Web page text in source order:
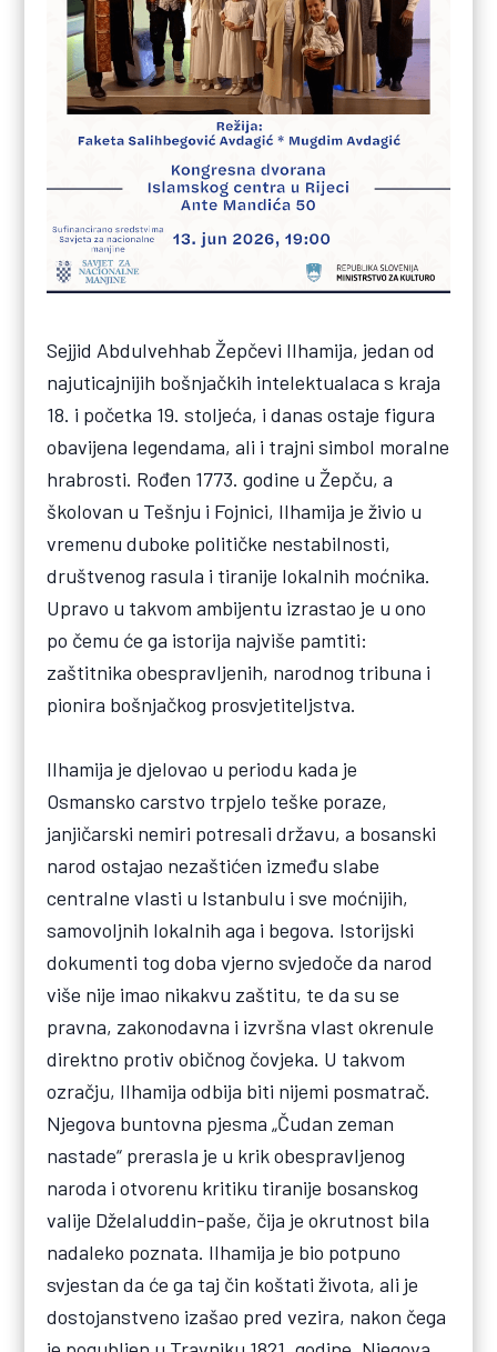
Sejjid Abdulvehhab Žepčevi Ilhamija, jedan od
najuticajnijih bošnjačkih intelektualaca s kraja
18. i početka 19. stoljeća, i danas ostaje figura
obavijena legendama, ali i trajni simbol moralne
hrabrosti. Rođen 1773. godine u Žepču, a
školovan u Tešnju i Fojnici, Ilhamija je živio u
vremenu duboke političke nestabilnosti,
društvenog rasula i tiranije lokalnih moćnika.
Upravo u takvom ambijentu izrastao je u ono
po čemu će ga istorija najviše pamtiti:
zaštitnika obespravljenih, narodnog tribuna i
pionira bošnjačkog prosvjetiteljstva.
Ilhamija je djelovao u periodu kada je
Osmansko carstvo trpjelo teške poraze,
janjičarski nemiri potresali državu, a bosanski
narod ostajao nezaštićen između slabe
centralne vlasti u Istanbulu i sve moćnijih,
samovoljnih lokalnih aga i begova. Istorijski
dokumenti tog doba vjerno svjedoče da narod
više nije imao nikakvu zaštitu, te da su se
pravna, zakonodavna i izvršna vlast okrenule
direktno protiv običnog čovjeka. U takvom
ozračju, Ilhamija odbija biti nijemi posmatrač.
Njegova buntovna pjesma „Čudan zeman
nastade“ prerasla je u krik obespravljenog
naroda i otvorenu kritiku tiranije bosanskog
valije Dželaluddin-paše, čija je okrutnost bila
nadaleko poznata. Ilhamija je bio potpuno
svjestan da će ga taj čin koštati života, ali je
dostojanstveno izašao pred vezira, nakon čega